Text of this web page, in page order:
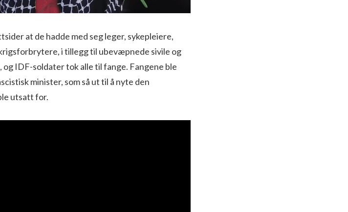
at de hadde med seg leger, sykepleiere,
i tillegg til ubevæpnede sivile og
IDF-soldater tok alle til fange. Fangene ble
minister, som så ut til å nyte den
utsatt for.